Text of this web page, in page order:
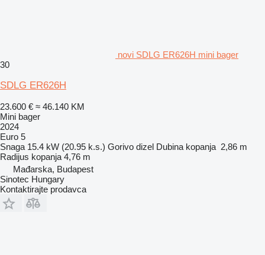
novi SDLG ER626H mini bager
30
SDLG ER626H
23.600 € ≈ 46.140 KM
Mini bager
2024
Euro 5
Snaga 15.4 kW (20.95 k.s.) Gorivo dizel Dubina kopanja 2,86 m
Radijus kopanja 4,76 m
Mađarska, Budapest
Sinotec Hungary
Kontaktirajte prodavca